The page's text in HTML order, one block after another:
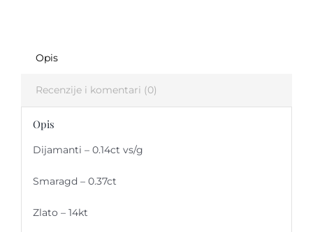
Opis
Recenzije i komentari (0)
Opis
Dijamanti – 0.14ct vs/g
Smaragd – 0.37ct
Zlato – 14kt